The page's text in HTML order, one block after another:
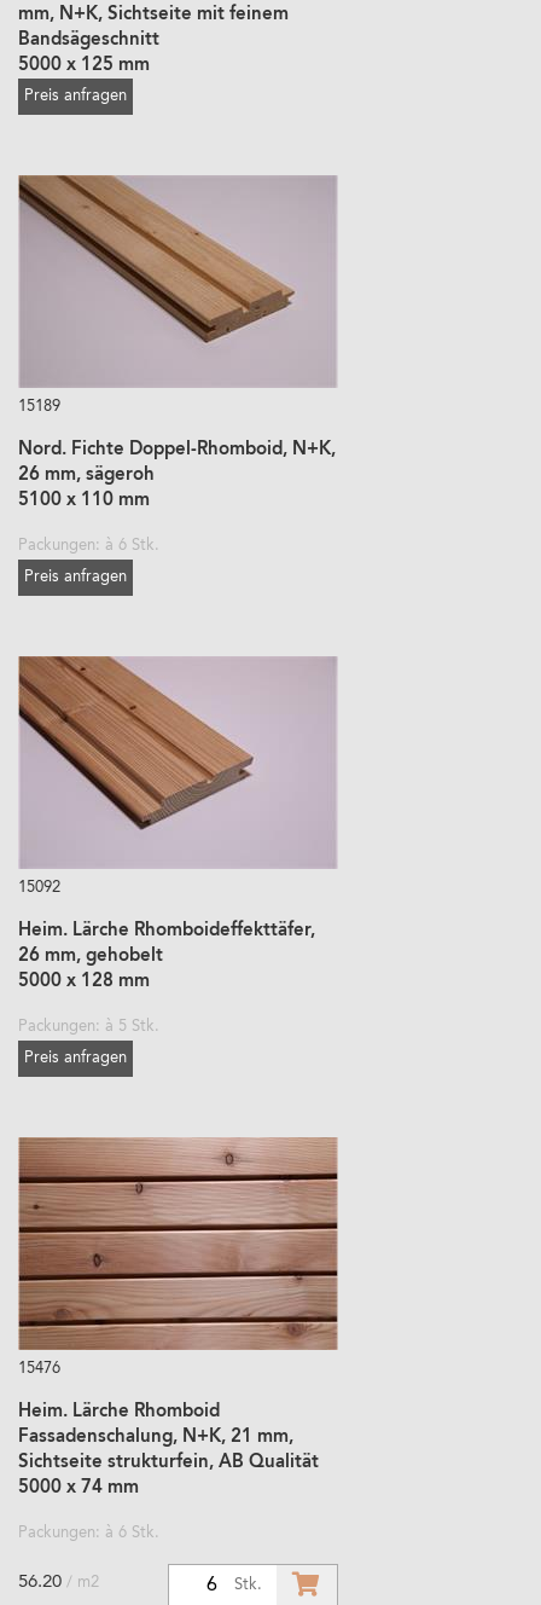
mm, N+K, Sichtseite mit feinem
Bandsägeschnitt
5000 x 125 mm
Preis anfragen
15189
Nord. Fichte Doppel-Rhomboid, N+K,
26 mm, sägeroh
5100 x 110 mm
Packungen: à 6 Stk.
Preis anfragen
15092
Heim. Lärche Rhomboideffekttäfer,
26 mm, gehobelt
5000 x 128 mm
Packungen: à 5 Stk.
Preis anfragen
15476
Heim. Lärche Rhomboid
Fassadenschalung, N+K, 21 mm,
Sichtseite strukturfein, AB Qualität
5000 x 74 mm
Packungen: à 6 Stk.
6 Stk.
56.20 / m2